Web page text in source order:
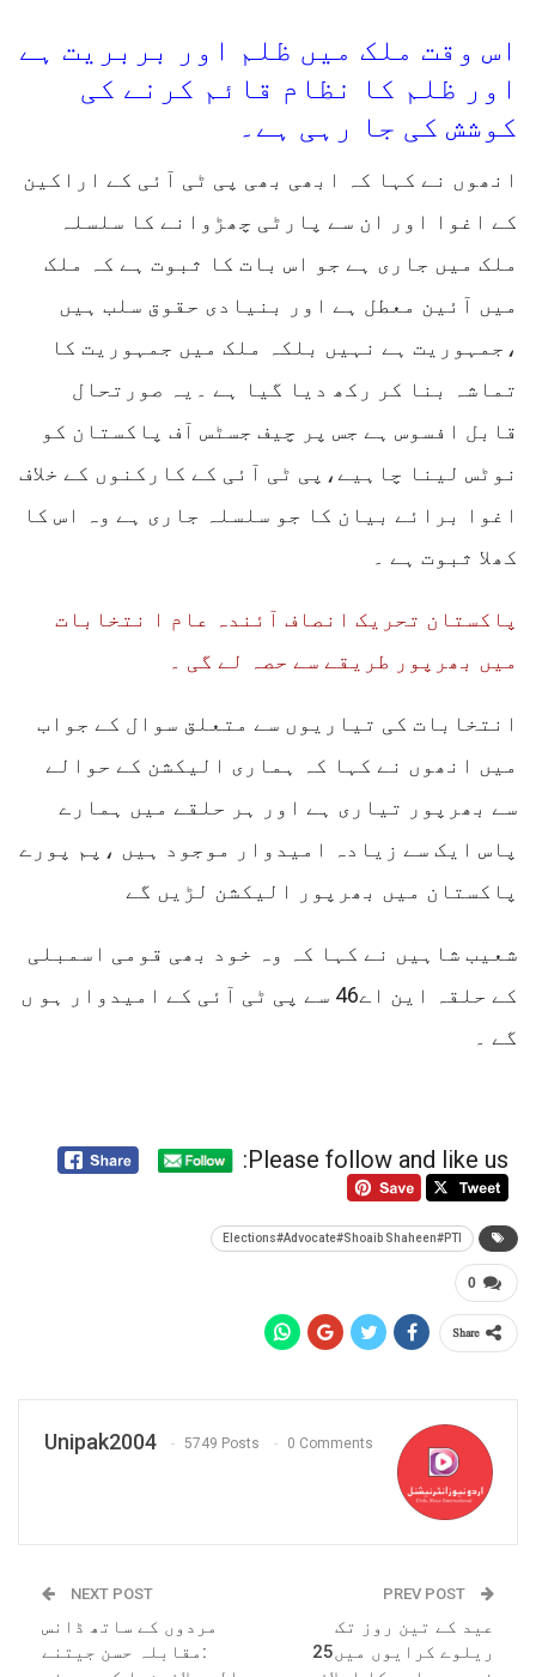
اس وقت ملک میں ظلم اور بربریت ہے
اور ظلم کا نظام قائم کرنے کی
کوشش کی جا رہی ہے۔
انھوں نے کہا کہ ابھی بھی پی ٹی آئی کے اراکین
کے اغوا اور ان سے پارٹی چھڑوانے کا سلسلہ
ملک میں جاری ہے جو اس بات کا ثبوت ہے کہ ملک
میں آئین معطل ہے اور بنیادی حقوق سلب ہیں
،جمہوریت ہے نہیں بلکہ ملک میں جمہوریت کا
تماشہ بنا کر رکھ دیا گیا ہے ۔یہ صورتحال
قابل افسوس ہے جس پر چیف جسٹس آف پاکستان کو
نوٹس لینا چاہیے،پی ٹی آئی کے کارکنوں کے خلاف
اغوا برائے بیان کا جو سلسلہ جاری ہے وہ اس کا
کھلا ثبوت ہے ۔
پاکستان تحریک انصاف آئندہ عام ا نتخابات
میں بھرپور طریقے سے حصہ لے گی ۔
انتخابات کی تیاریوں سے متعلق سوال کے جواب
میں انھوں نے کہا کہ ہماری الیکشن کے حوالے
سے بھرپور تیاری ہے اور ہر حلقے میں ہمارے
پاس ایک سے زیادہ امیدوار موجود ہیں ،پم پورے
پاکستان میں بھرپور الیکشن لڑیں گے
شعیب شاہیں نے کہا کہ وہ خود بھی قومی اسمبلی
کے حلقہ این اے46 سے پی ٹی آئی کے امیدوار ہو ں
گے ۔
Please follow and like us:
Elections#Advocate#Shoaib Shaheen#PTI
0
Share
Unipak2004 5749 Posts 0 Comments
عید کے تین روز تک
ریلوے کرایوں میں25
NEXT POST
مردوں کے ساتھ ڈانس
:مقابلہ حسن جیتنے